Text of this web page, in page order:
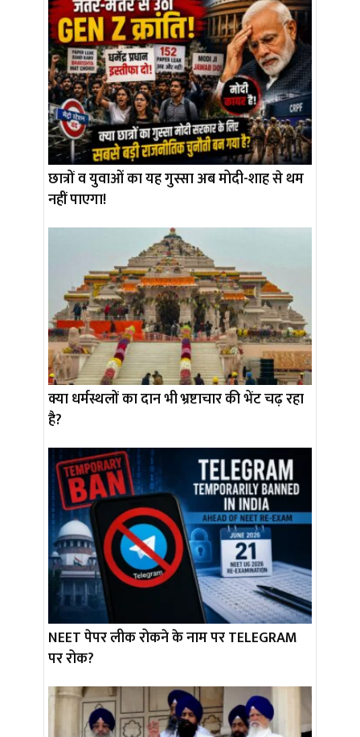
छात्रों व युवाओं का यह गुस्सा अब मोदी-शाह से थम
नहीं पाएगा!
क्या धर्मस्थलों का दान भी भ्रष्टाचार की भेंट चढ़ रहा
है?
NEET पेपर लीक रोकने के नाम पर TELEGRAM
पर रोक?